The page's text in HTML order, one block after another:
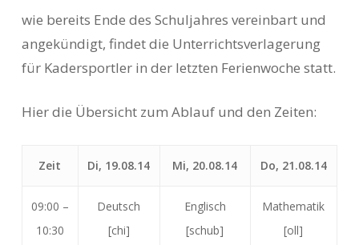
wie bereits Ende des Schuljahres vereinbart und
angekündigt, findet die Unterrichtsverlagerung
für Kadersportler in der letzten Ferienwoche statt.
Hier die Übersicht zum Ablauf und den Zeiten:
Zeit Di, 19.08.14 Mi, 20.08.14 Do, 21.08.14
09:00 –
10:30
Deutsch
[chi]
Englisch
[schub]
Mathematik
[oll]